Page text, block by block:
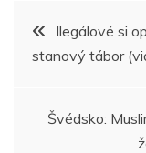
o
o
p
p
Navigace
pro
příspěvek
Ilegálové si
stanový tábor
Švédsko: